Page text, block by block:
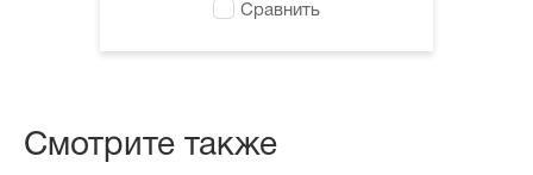
Сравнить
Смотрите также